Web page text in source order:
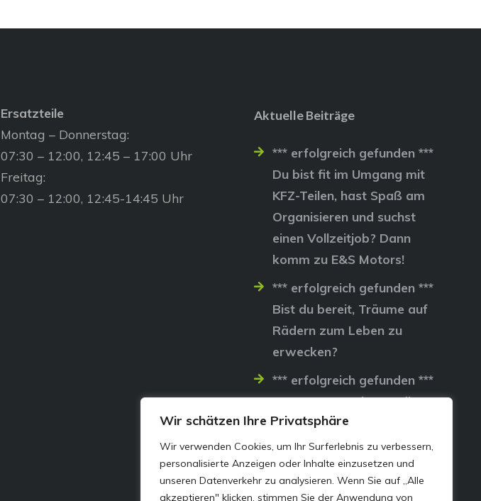
Wir schätzen Ihre Privatsphäre
Wir verwenden Cookies, um Ihr Surferlebnis zu verbessern,
personalisierte Anzeigen oder Inhalte einzusetzen und
unseren Datenverkehr zu analysieren. Wenn Sie auf „Alle
akzeptieren" klicken, stimmen Sie der Anwendung von
Ersatzteile
Montag – Donnerstag:
07:30 – 12:00, 12:45 – 17:00 Uhr
Freitag:
07:30 – 12:00, 12:45-14:45 Uhr
Aktuelle Beiträge
*** erfolgreich gefunden ***
Du bist fit im Umgang mit
KFZ-Teilen, hast Spaß am
Organisieren und suchst
einen Vollzeitjob? Dann
komm zu E&S Motors!
*** erfolgreich gefunden ***
Bist du bereit, Träume auf
Rädern zum Leben zu
erwecken?
*** erfolgreich gefunden ***
Lass uns gemeinsam die
Straßen erobern…